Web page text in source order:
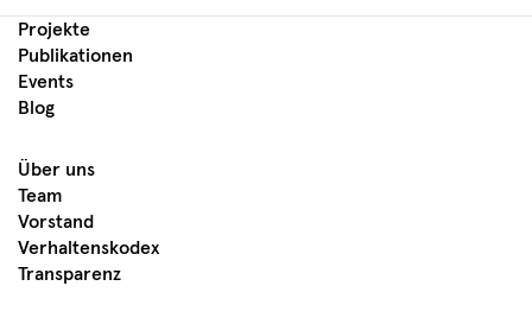
Projekte
Publikationen
Events
Blog
Über uns
Team
Vorstand
Verhaltenskodex
Transparenz